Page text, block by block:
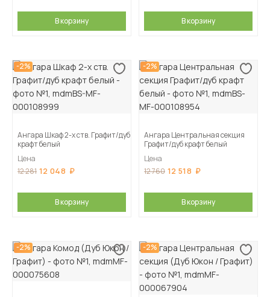
В корзину В корзину
-2%
Ангара Шкаф 2-х ств. Графит/дуб
крафт белый
Цена
12 281 12 048
В корзину
-2%
Ангара Центральная секция
Графит/дуб крафт белый
Цена
12 760 12 518
В корзину
-2% -2%